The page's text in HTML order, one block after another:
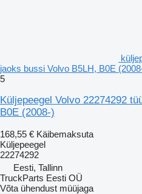
jaoks bussi Volvo B5LH, B0E
5
Küljepeegel Volvo 22274292
B0E (2008-)
168,55 € Käibemaksuta
Küljepeegel
22274292
Eesti, Tallinn
TruckParts Eesti OÜ
Võta ühendust müüjaga